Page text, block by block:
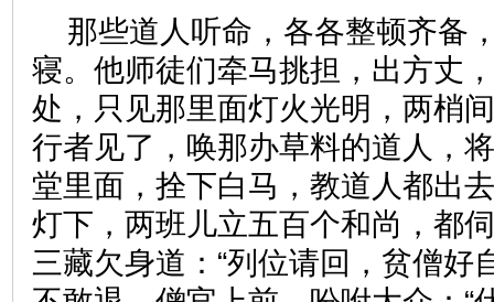
那些道人听命，各各整顿齐备
寝。他师徒们牵马挑担，出方丈
处，只见那里面灯火光明，两梢
行者见了，唤那办草料的道人，
堂里面，拴下白马，教道人都出
灯下，两班儿立五百个和尚，都
三藏欠身道：“列位请回，贫僧好